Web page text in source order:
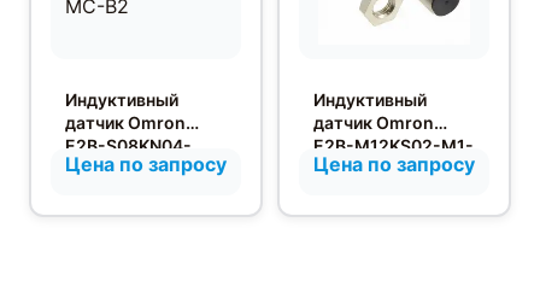
Индуктивный
датчик Omron
E2B-S08KN04-
MC-B2
Цена по запросу
Индуктивный
датчик Omron
E2B-M12KS02-M1-
B2
Цена по запросу